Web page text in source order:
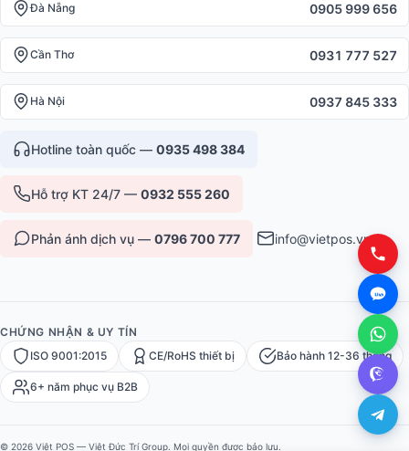
Đà Nẵng 0905 999 656
Cần Thơ 0931 777 527
Hà Nội 0937 845 333
Hotline toàn quốc — 0935 498 384
Hỗ trợ KT 24/7 — 0932 555 260
Phản ánh dịch vụ — 0796 700 777 info@vietpos.vn
CHỨNG NHẬN & UY TÍN
ISO 9001:2015
CE/RoHS thiết bị Bảo hành 12-36 tháng
6+ năm phục vụ B2B
© 2026 Việt POS — Việt Đức Trí Group. Mọi quyền được bảo lưu.